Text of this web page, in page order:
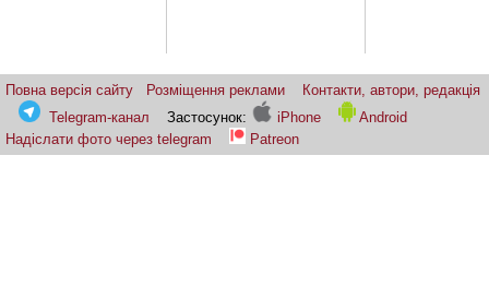
Повна версія сайту Розміщення реклами
Контакти, автори, редакція
Telegram-канал
Застосунок: iPhone
Android
Надіслати фото через telegram
Patreon